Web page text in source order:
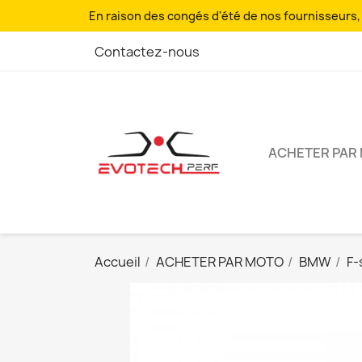
En raison des congés d'été de nos
Contactez-nous
ACHETER
Accueil ACHETER PAR MOTO BMW